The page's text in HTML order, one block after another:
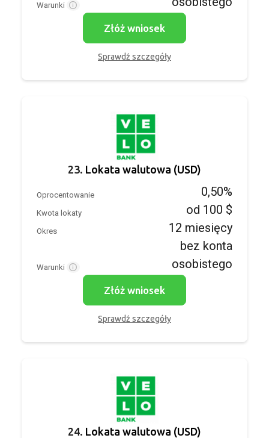
Warunki
Złóż wniosek
Sprawdź szczegóły
23. Lokata walutowa (USD)
Oprocentowanie 0,50%
Kwota lokaty od 100 $
Okres 12 miesięcy
Warunki
bez konta
osobistego
Złóż wniosek
Sprawdź szczegóły
24. Lokata walutowa (USD)